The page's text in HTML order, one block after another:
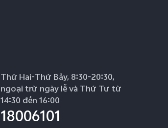
Thứ Hai-Thứ Bảy, 8:30-20:30,
ngoại trừ ngày lễ và Thứ Tư từ
14:30 đến 16:00
18006101